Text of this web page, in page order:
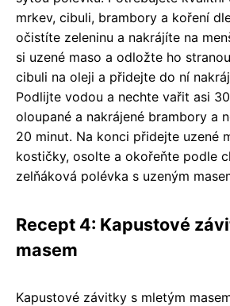
mrkev, cibuli, brambory a koření
očistíte zeleninu a nakrájíte na
si uzené maso a odložte ho
cibuli na oleji a přidejte do ní
Podlijte vodou a nechte vařit asi
oloupané a nakrájené brambory a
20 minut. Na konci přidejte uzené
kostičky, osolte a okořeňte podle
zelňáková polévka s uzeným
Recept 4: Kapustové
masem
Kapustové závitky s mletým